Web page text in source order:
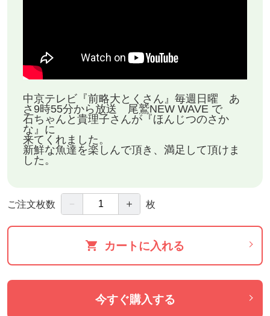
● 特製・海鮮丼
1,650円（税込）
尾鷲港をはじめ、紀北町・南伊勢の漁港で
その日に水揚げされた旬の地魚を贅沢に盛り込んだ
・東紀州産の新鮮な地魚を中心に使用
・内容は当日の仕入れ状況により日替わり
・刺身専門店ならではの目利きと仕込み
いたい方におすすめです。
中京テレビ『前略大とくさん』毎週日曜 あ
さ9時55分から放送 尾鷲NEW WAVE で
石ちゃんと貴理子さんが『ほんじつのさか
な』に
来てくれました。
新鮮な魚達を楽しんで頂き、満足して頂けま
した。
ご注文枚数 － ＋ 枚
カートに入れる
今すぐ購入する